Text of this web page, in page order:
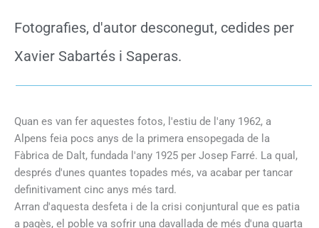
Fotografies, d'autor desconegut, cedides per
Xavier Sabartés i Saperas.
Quan es van fer aquestes fotos, l'estiu de l'any 1962, a
Alpens feia pocs anys de la primera ensopegada de la
Fàbrica de Dalt, fundada l'any 1925 per Josep Farré. La qual,
després d'unes quantes topades més, va acabar per tancar
definitivament cinc anys més tard.
Arran d'aquesta desfeta i de la crisi conjuntural que es patia
a pagès, el poble va sofrir una davallada de més d'una quarta